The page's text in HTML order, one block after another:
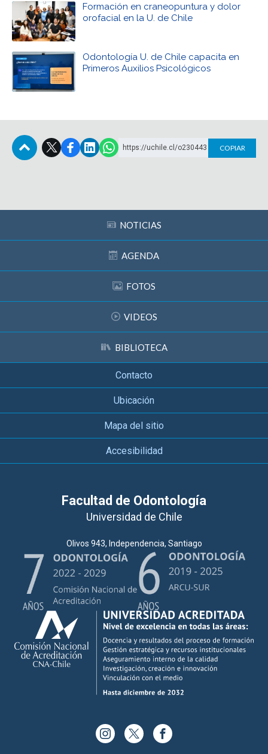
Formación en craneopuntura y dolor
orofacial en la U. de Chile
Odontología U. de Chile capacita en
Primeros Auxilios Psicológicos
https://uchile.cl/o230443 COPIAR
NOTICIAS
AGENDA
FOTOS
VIDEOS
BIBLIOTECA
Contacto
Ubicación
Mapa del sitio
Accesibilidad
Facultad de Odontología
Universidad de Chile
Olivos 943, Independencia, Santiago